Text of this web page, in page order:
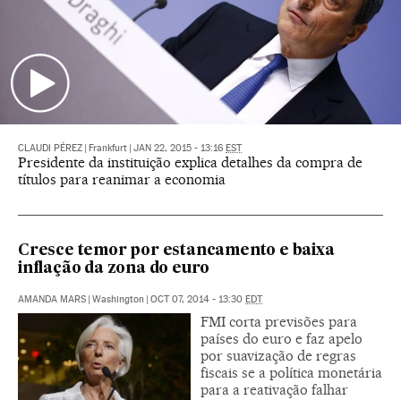
CLAUDI PÉREZ Frankfurt JAN 22, 2015 - 13:16 EST
Presidente da instituição explica detalhes da compra de
títulos para reanimar a economia
Cresce temor por estancamento e baixa
inflação da zona do euro
AMANDA MARS Washington OCT 07, 2014 - 13:30 EDT
FMI corta previsões para
países do euro e faz apelo
por suavização de regras
fiscais se a política monetária
para a reativação falhar